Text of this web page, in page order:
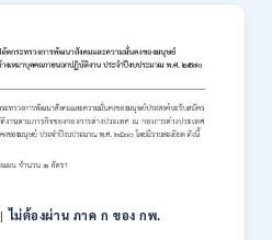
|ไม่ต้องผ่าน ภาค ก ของ กพ.